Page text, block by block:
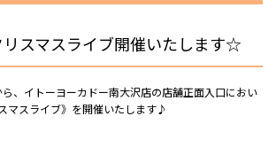
スマスライブ開催いたします☆
、イトーヨーカドー南大沢店の店舗正面入口におい
マスライブ》を開催いたします♪